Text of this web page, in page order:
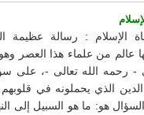
الإسلام : رسالة عظيمة
عالم من علماء هذا العصر
- رحمه الله تعالى -، على
الذي يحملونه في
السؤال هو: ما هو السبيل إلى